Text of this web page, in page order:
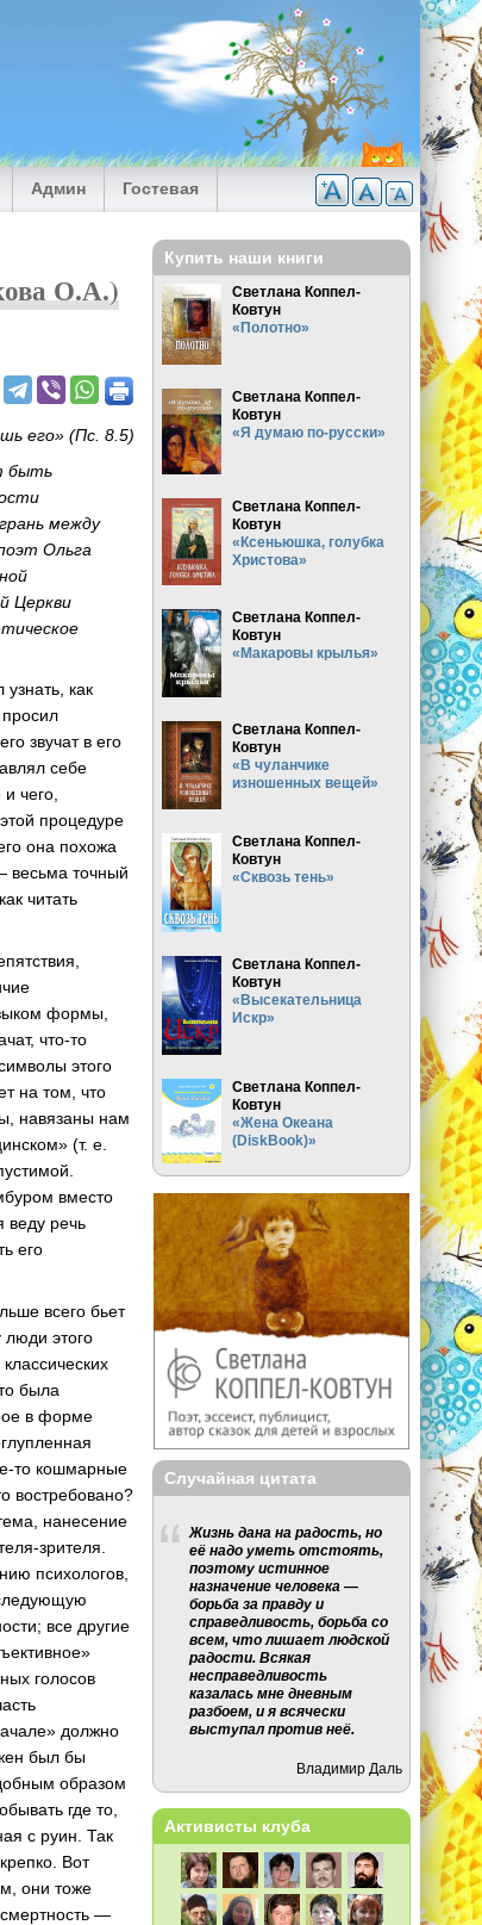
Админ Гостевая
О.А.)
его» (Пс. 8.5)
быть
между
Ольга
Церкви
как
звучат в его
себе
чего,
процедуре
она похожа
весьма точный
читать
формы,
что-то
этого
на том, что
навязаны нам
(т. е.
вместо
веду речь
его
всего бьет
этого
была
в форме
то кошмарные
востребовано?
нанесение
зрителя
психологов,
все другие
голосов
должно
был бы
образом
где то,
с руин. Так
Вот
они тоже
смертность —
Купить наши книги
Светлана Коппел-
Ковтун
«Полотно»
Светлана Коппел-
Ковтун
«Я думаю по-русски»
Светлана Коппел-
Ковтун
«Ксеньюшка, голубка
Христова»
Светлана Коппел-
Ковтун
«Макаровы крылья»
Светлана Коппел-
Ковтун
«В чуланчике
изношенных вещей»
Светлана Коппел-
Ковтун
«Сквозь тень»
Светлана Коппел-
Ковтун
«Высекательница
Искр»
Светлана Коппел-
Ковтун
«Жена Океана
(DiskBook)»
Случайная цитата
Жизнь дана на радость, но
её надо уметь отстоять,
поэтому истинное
назначение человека —
борьба за правду и
справедливость, борьба со
всем, что лишает людской
радости. Всякая
несправедливость
казалась мне дневным
разбоем, и я всячески
выступал против неё.
Владимир Даль
Активисты клуба